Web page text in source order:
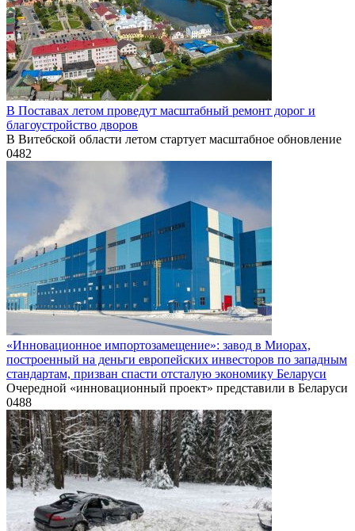
В Поставах летом проведут масштабный ремонт дорог и
благоустройство дворов
В Витебской области летом стартует масштабное обновление
0482
«Инновационное импортозамещение»: завод в Миорах,
построенный на деньги европейских инвесторов по западным
стандартам, призван спасти отсталую экономику Беларуси
Очередной «инновационный проект» представили в Беларуси
0488